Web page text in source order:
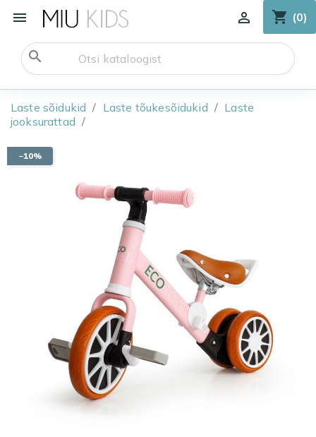
 shopping_cart (0)

search
Laste sõidukid Laste tõukesõidukid
Laste
jooksurattad
−10%